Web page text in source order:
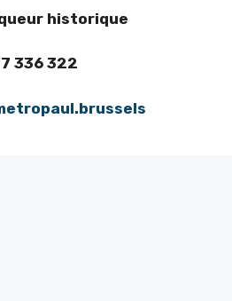
historique
336 322